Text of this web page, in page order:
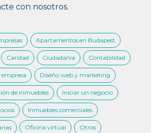
con nosotros.
Apartamentos en Budapest
Caridad Ciudadanía Contabilidad
Diseño web y marketing
de inmuebles Iniciar un negocio
Inmuebles comerciales
Oficina virtual Otros